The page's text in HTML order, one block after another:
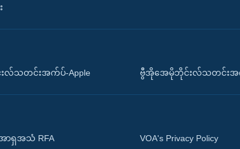
လ်သတင်းအက်ပ်-Apple ဗွီအိုအေမိုဘိုင်းလ်သတင်းအက်
ရှအသံ RFA VOA's Privacy Policy